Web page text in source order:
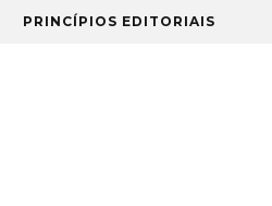
PRINCÍPIOS EDITORIAIS